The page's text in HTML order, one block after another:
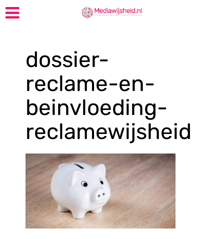
dossier-
reclame-en-
beinvloeding-
reclamewijsheid